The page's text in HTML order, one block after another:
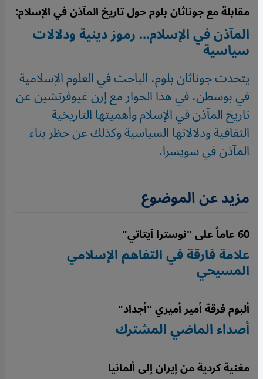
مقابلة مع جوناثان بلوم حول تاريخ المآذن في الإسلام:
المآذن في الإسلام... رموز دينية ودلالات
سياسية
يتحدث جوناثان بلوم، الباحث في العلوم الإسلامية
في بوسطن، في هذا الحوار مع إرن غيوفرتشين عن
تاريخ المآذن في الإسلام وأهميتها التاريخية
الثقافية ودلالاتها السياسية وكذلك عن حظر بناء
المآذن في سويسرا.
مزيد عن الموضوع
60 عاماً على "نوسترا آيتاتي"
علامة فارقة في التفاهم الإسلامي
المسيحي
ألبوم فرقة أمير أميري "أجداد"
أصداء الماضي المشترك
مغنية كردية من إيران إلى ألمانيا